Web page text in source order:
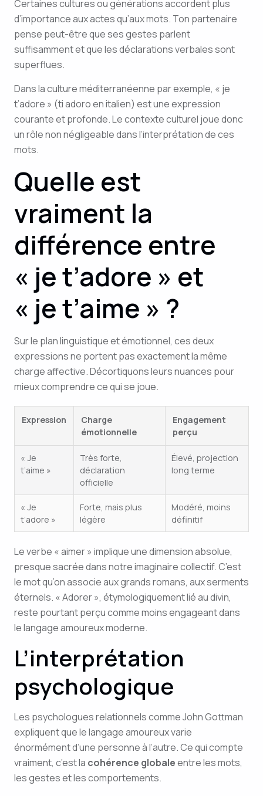
Certaines cultures ou générations accordent plus
d’importance aux actes qu’aux mots. Ton partenaire
pense peut-être que ses gestes parlent
suffisamment et que les déclarations verbales sont
superflues.
Dans la culture méditerranéenne par exemple, « je
t’adore » (ti adoro en italien) est une expression
courante et profonde. Le contexte culturel joue donc
un rôle non négligeable dans l’interprétation de ces
mots.
Quelle est
vraiment la
différence entre
« je t’adore » et
« je t’aime » ?
Sur le plan linguistique et émotionnel, ces deux
expressions ne portent pas exactement la même
charge affective. Décortiquons leurs nuances pour
mieux comprendre ce qui se joue.
Expression
Charge
émotionnelle
Engagement
perçu
« Je
t’aime »
Très forte,
déclaration
officielle
Élevé, projection
long terme
« Je
t’adore »
Forte, mais plus
légère
Modéré, moins
définitif
Le verbe « aimer » implique une dimension absolue,
presque sacrée dans notre imaginaire collectif. C’est
le mot qu’on associe aux grands romans, aux serments
éternels. « Adorer », étymologiquement lié au divin,
reste pourtant perçu comme moins engageant dans
le langage amoureux moderne.
L’interprétation
psychologique
Les psychologues relationnels comme John Gottman
expliquent que le langage amoureux varie
énormément d’une personne à l’autre. Ce qui compte
vraiment, c’est la cohérence globaleentre les mots,
les gestes et les comportements.